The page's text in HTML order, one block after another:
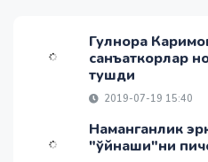
Гулнора
санъаткорлар
тушди
2019-07-19 15:40
Наманганлик
"ўйнаши"ни